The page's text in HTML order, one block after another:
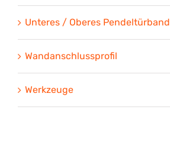
Unteres / Oberes Pendeltürband
Wandanschlussprofil
Werkzeuge